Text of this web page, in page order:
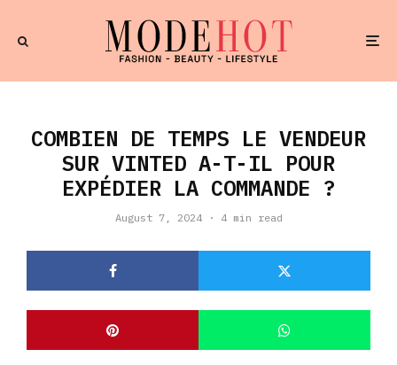
COMBIEN DE TEMPS LE VENDEUR
SUR VINTED A-T-IL POUR
EXPÉDIER LA COMMANDE ?
August 7, 2024 · 4 min read